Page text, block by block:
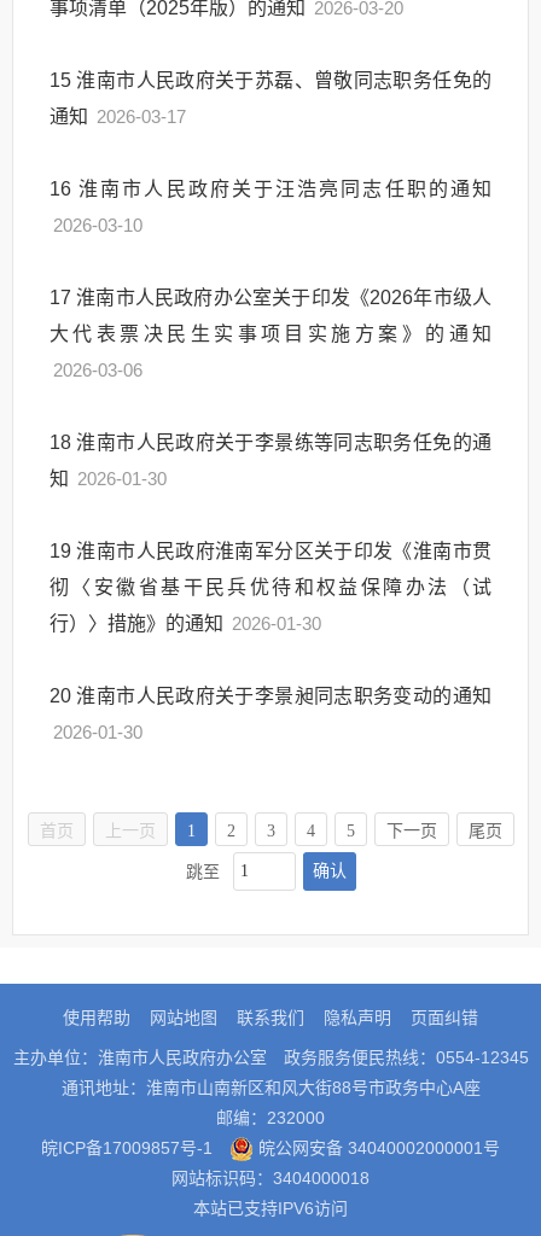
事项清单（2025年版）的通知 2026-03-20
15 淮南市人民政府关于苏磊、曾敬同志职务任免的
通知 2026-03-17
16 淮南市人民政府关于汪浩亮同志任职的通知
2026-03-10
17 淮南市人民政府办公室关于印发《2026年市级人
大代表票决民生实事项目实施方案》的通知
2026-03-06
18 淮南市人民政府关于李景练等同志职务任免的通
知 2026-01-30
19 淮南市人民政府淮南军分区关于印发《淮南市贯
彻〈安徽省基干民兵优待和权益保障办法（试
行）〉措施》的通知 2026-01-30
20 淮南市人民政府关于李景昶同志职务变动的通知
2026-01-30
首页 上一页 1 2 3 4 5 下一页 尾页
跳至 确认
使用帮助 网站地图 联系我们 隐私声明 页面纠错
主办单位：淮南市人民政府办公室
政务服务便民热线：0554-12345
通讯地址：淮南市山南新区和风大街88号市政务中心A座
邮编：232000
皖ICP备17009857号-1
皖公网安备 34040002000001号
网站标识码：3404000018
本站已支持IPV6访问